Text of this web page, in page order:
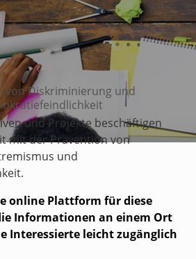
von Diskriminierung und
und Projekte beschäftigen
mit der Prävention von
und
online Plattform für diese
Informationen an einem Ort
Interessierte leicht zugänglich